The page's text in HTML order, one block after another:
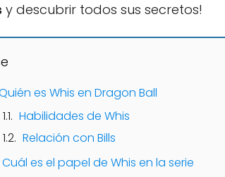
y descubrir todos sus secretos!
es Whis en Dragon Ball
Habilidades de Whis
Relación con Bills
Cuál es el papel de Whis en la serie